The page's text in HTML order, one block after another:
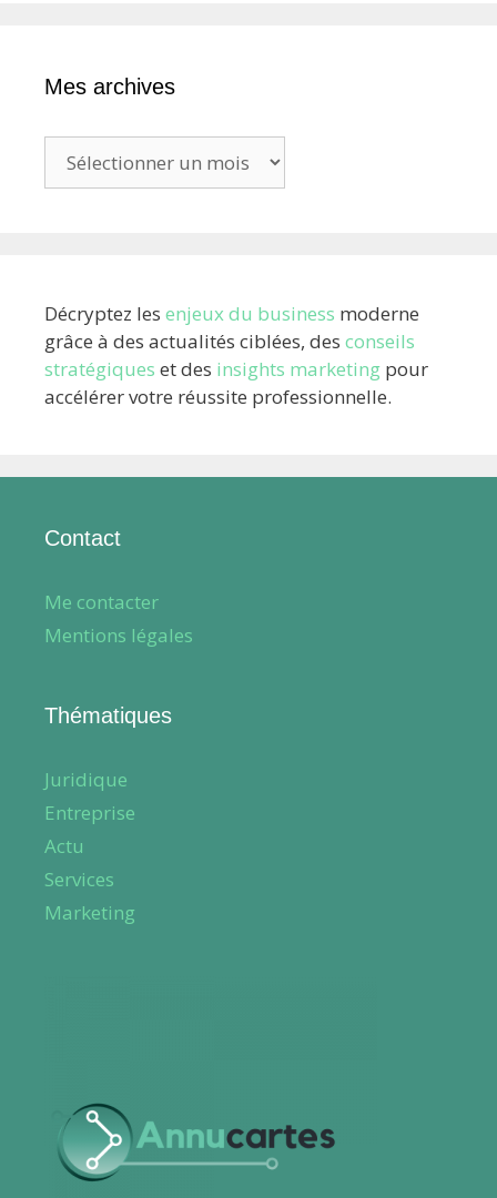
Mes archives
archives
Décryptez les enjeux du business moderne
grâce à des actualités ciblées, des conseils
stratégiques et des insights marketing pour
accélérer votre réussite professionnelle.
Contact
Me contacter
Mentions légales
Thématiques
Juridique
Entreprise
Actu
Services
Marketing